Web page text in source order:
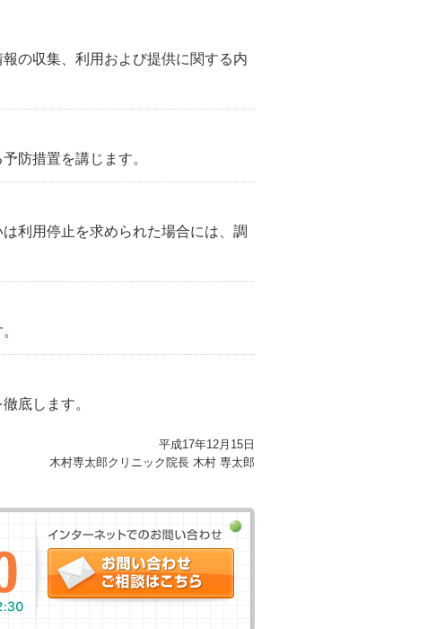
の収集、利用および提供に関する内
防措置を講じます。
利用停止を求められた場合には、調
底します。
平成17年12月15日
木村専太郎クリニック院長 木村 専太郎
インターネットでのお問い合わ
せ